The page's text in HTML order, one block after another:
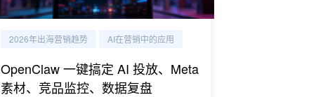
2026年出海营销趋势 AI在营销中的应用
OpenClaw 一键搞定 AI 投放、Meta
素材、竞品监控、数据复盘